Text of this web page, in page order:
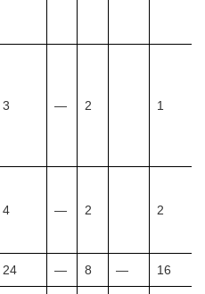
3 — 2 1
4 — 2 2
24 — 8 — 16